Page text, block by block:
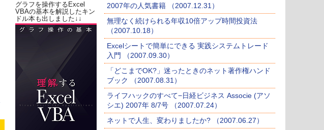
グラフを操作するExcel
VBAの基本を解説したキン
ドル本も出しました↓↓
2007年の人気書籍 （2007.12.31）
無理なく続けられる年収10倍アップ時間投資法
（2007.10.18）
Excelシートで簡単にできる 実践システムトレード
入門 （2007.09.30）
「どこまでOK?」迷ったときのネット著作権ハンド
ブック （2007.08.31）
ライフハックのすべて−日経ビジネス Associe (アソ
シエ) 2007年 8/7号 （2007.07.24）
ネットで人生、変わりましたか? （2007.06.27）